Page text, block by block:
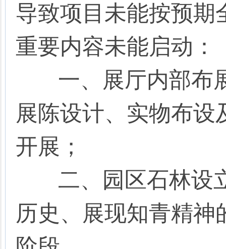
导致项目未能按预期
重要内容未能启动：
一、展厅内部布
展陈设计、实物布
开展；
二、园区石林设
历史、展现知青精